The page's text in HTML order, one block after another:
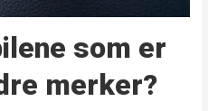
som er
merker?